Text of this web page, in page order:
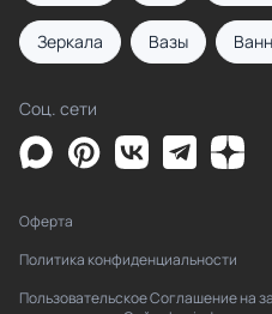
Зеркала Вазы
Соц. сети
Оферта
Политика конфиденциальности
Пользовательское Соглашение на